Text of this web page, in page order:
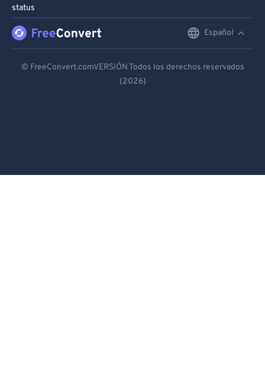
status
Español
Español
© FreeConvert.comVERSIÓN Todos los derechos reservados
(2026)